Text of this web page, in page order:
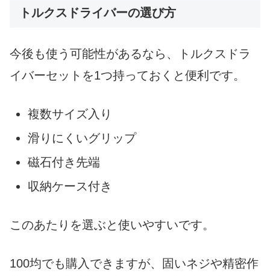
トルクスドライバーの選び方
今後も使う可能性があるなら、トルクスドラ
イバーセットを1つ持っておくと便利です。
複数サイズ入り
滑りにくいグリップ
磁石付き先端
収納ケース付き
このあたりを選ぶと使いやすいです。
100均でも購入できますが、固いネジや精密作